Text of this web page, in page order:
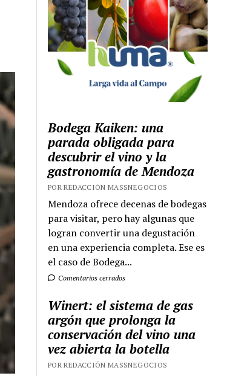
Bodega Kaiken: una
parada obligada para
descubrir el vino y la
gastronomía de Mendoza
POR REDACCIÓN MASSNEGOCIOS
Mendoza ofrece decenas de bodegas
para visitar, pero hay algunas que
logran convertir una degustación
en una experiencia completa. Ese es
el caso de Bodega...
Comentarios cerrados
Winert: el sistema de gas
argón que prolonga la
conservación del vino una
vez abierta la botella
POR REDACCIÓN MASSNEGOCIOS